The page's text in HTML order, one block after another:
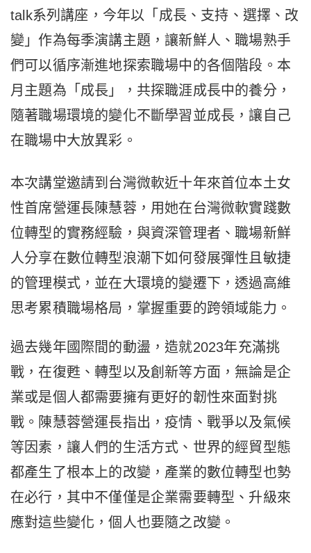
talk系列講座，今年以「成長、支持、選擇、改
變」作為每季演講主題，讓新鮮人、職場熟手
們可以循序漸進地探索職場中的各個階段。本
月主題為「成長」，共探職涯成長中的養分，
隨著職場環境的變化不斷學習並成長，讓自己
在職場中大放異彩。
本次講堂邀請到台灣微軟近十年來首位本土女
性首席營運長陳慧蓉，用她在台灣微軟實踐數
位轉型的實務經驗，與資深管理者、職場新鮮
人分享在數位轉型浪潮下如何發展彈性且敏捷
的管理模式，並在大環境的變遷下，透過高維
思考累積職場格局，掌握重要的跨領域能力。
過去幾年國際間的動盪，造就2023年充滿挑
戰，在復甦、轉型以及創新等方面，無論是企
業或是個人都需要擁有更好的韌性來面對挑
戰。陳慧蓉營運長指出，疫情、戰爭以及氣候
等因素，讓人們的生活方式、世界的經貿型態
都產生了根本上的改變，產業的數位轉型也勢
在必行，其中不僅僅是企業需要轉型、升級來
應對這些變化，個人也要隨之改變。